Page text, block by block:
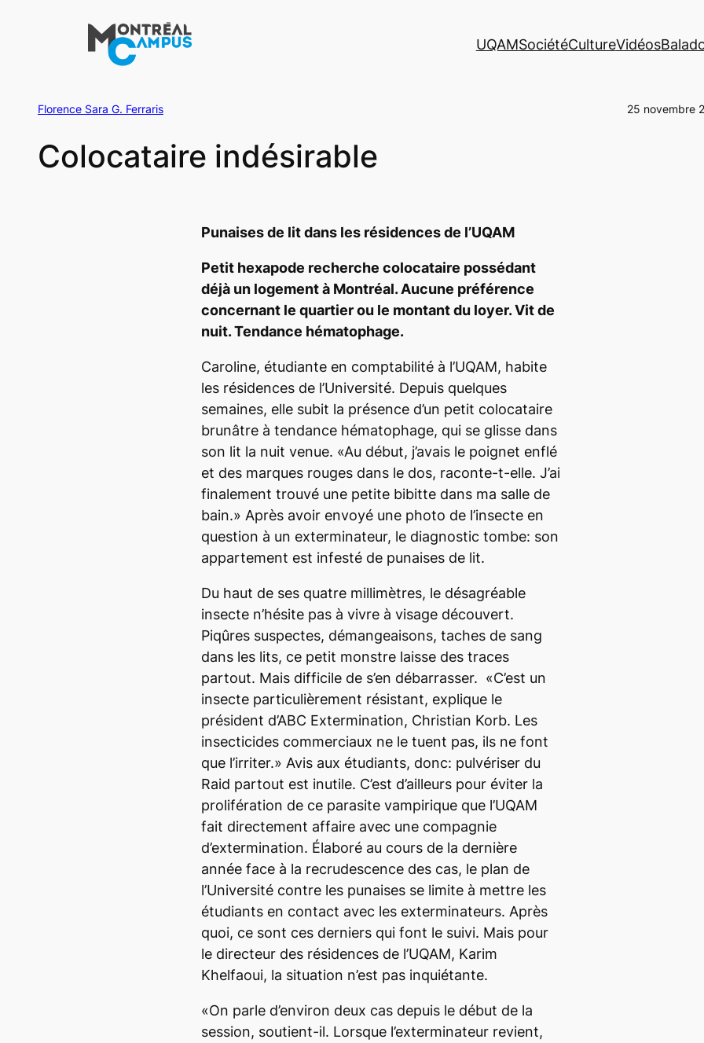
UQAMSociétéCultureVidéos
Florence Sara G. Ferraris 25 novembre
Colocataire indésirable
Punaises de lit dans les résidences de l’UQAM
Petit hexapode recherche colocataire possédant
déjà un logement à Montréal. Aucune préférence
concernant le quartier ou le montant du loyer. Vit de
nuit. Tendance hématophage.
Caroline, étudiante en comptabilité à l’UQAM, habite
les résidences de l’Université. Depuis quelques
semaines, elle subit la présence d’un petit colocataire
brunâtre à tendance hématophage, qui se glisse dans
son lit la nuit venue. «Au début, j’avais le poignet enflé
et des marques rouges dans le dos, raconte-t-elle. J’ai
finalement trouvé une petite bibitte dans ma salle de
bain.» Après avoir envoyé une photo de l’insecte en
question à un exterminateur, le diagnostic tombe: son
appartement est infesté de punaises de lit.
Du haut de ses quatre millimètres, le désagréable
insecte n’hésite pas à vivre à visage découvert.
Piqûres suspectes, démangeaisons, taches de sang
dans les lits, ce petit monstre laisse des traces
partout. Mais difficile de s’en débarrasser. «C’est un
insecte particulièrement résistant, explique le
président d’ABC Extermination, Christian Korb. Les
insecticides commerciaux ne le tuent pas, ils ne font
que l’irriter.» Avis aux étudiants, donc: pulvériser du
Raid partout est inutile. C’est d’ailleurs pour éviter la
prolifération de ce parasite vampirique que l’UQAM
fait directement affaire avec une compagnie
d’extermination. Élaboré au cours de la dernière
année face à la recrudescence des cas, le plan de
l’Université contre les punaises se limite à mettre les
étudiants en contact avec les exterminateurs. Après
quoi, ce sont ces derniers qui font le suivi. Mais pour
le directeur des résidences de l’UQAM, Karim
Khelfaoui, la situation n’est pas inquiétante.
«On parle d’environ deux cas depuis le début de la
session, soutient-il. Lorsque l’exterminateur revient,